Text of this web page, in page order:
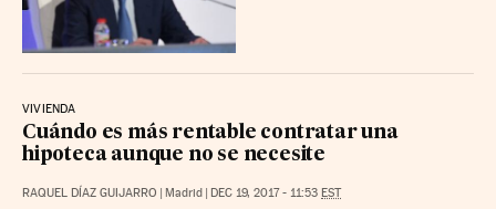
VIVIENDA
Cuándo es más rentable contratar una
hipoteca aunque no se necesite
RAQUEL DÍAZ GUIJARRO Madrid DEC 19, 2017 - 11:53 EST